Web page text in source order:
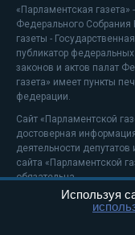
«Парламентская
Федерального Собрания
газеты -
публикатор
законов и актов палат
газета» имеет пункты
федерации.
Сайт «Парламентской
достоверная
деятельности
сайта «Парламентской
обязательна.
На информационном
Положение о защите
Используя